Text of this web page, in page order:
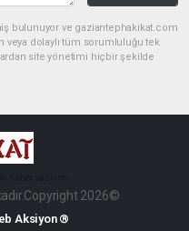
bulunuyor ve gaziantephakikat.com
veya dolaylı tüm sorumluluğu tek
site yönetimi hiçbir şekilde
2026©
Aksiyon ®